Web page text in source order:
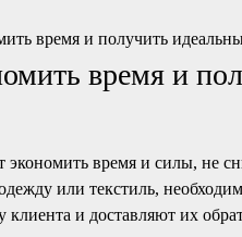
время и получить
время и
время и силы, не
или текстиль,
и доставляют их